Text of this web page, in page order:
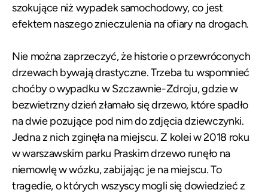
szokujące niż wypadek samochodowy, co jest
efektem naszego znieczulenia na ofiary na drogach.
Nie można zaprzeczyć, że historie o przewróconych
drzewach bywają drastyczne. Trzeba tu wspomnieć
choćby o wypadku w Szczawnie-Zdroju, gdzie w
bezwietrzny dzień złamało się drzewo, które spadło
na dwie pozujące pod nim do zdjęcia dziewczynki.
Jedna z nich zginęła na miejscu. Z kolei w 2018 roku
w warszawskim parku Praskim drzewo runęło na
niemowlę w wózku, zabijając je na miejscu. To
tragedie, o których wszyscy mogli się dowiedzieć z